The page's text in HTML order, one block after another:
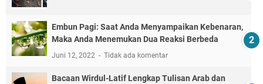
Embun Pagi: Saat Anda Menyampaikan Kebenaran,
Maka Anda Menemukan Dua Reaksi Berbeda
Juni 12, 2022 Tidak ada komentar
Bacaan Wirdul-Latif Lengkap Tulisan Arab dan